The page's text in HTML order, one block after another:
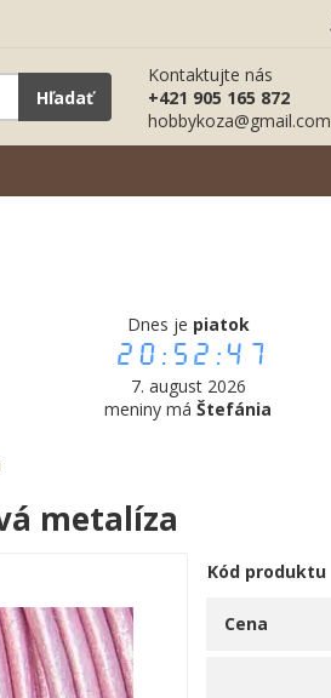
Hľadať
Kontaktujte nás
+421 905 165 872
hobbykoza@gmail.com
Dnes je piatok
20:52:48
7. august 2026
meniny máŠtefánia
metalíza
Kód produktu
Cena